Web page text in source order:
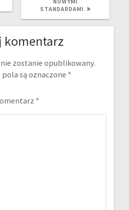
STANDARDAMI
komentarz
zostanie opublikowany.
są oznaczone *
*